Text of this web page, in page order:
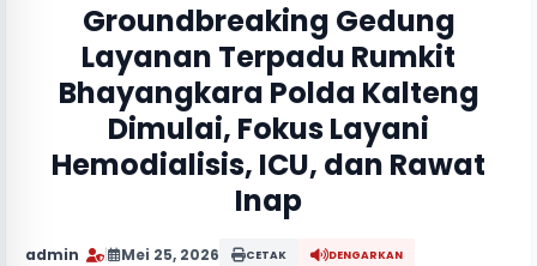
Groundbreaking Gedung
Layanan Terpadu Rumkit
Bhayangkara Polda Kalteng
Dimulai, Fokus Layani
Hemodialisis, ICU, dan Rawat
Inap
admin Mei 25, 2026 CETAK DENGARKAN